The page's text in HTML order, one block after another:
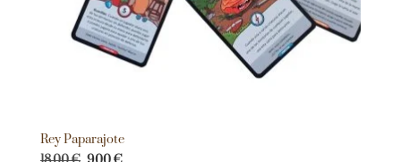
Rey Paparajote